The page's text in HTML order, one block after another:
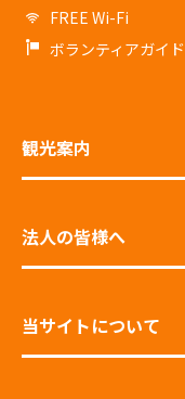
FREE Wi-Fi
ボランティアガイド
観光案内
法人の皆様へ
当サイトについて